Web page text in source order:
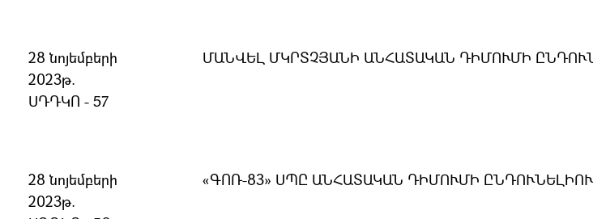
28 նոյեմբերի
2023թ.
ՍԴԴԿՈ - 57
ՄԱՆՎԵԼ ՄԿՐՏՉՅԱՆԻ ԱՆՀԱՏԱԿԱՆ ԴԻՄՈՒՄԻ
28 նոյեմբերի
2023թ.
«ԳՈՌ-83» ՍՊԸ ԱՆՀԱՏԱԿԱՆ ԴԻՄՈՒՄԻ